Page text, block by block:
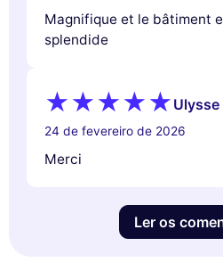
Magnifique et le bâtiment
splendide
Ulysse
24 de fevereiro de 2026
Merci
Ler os